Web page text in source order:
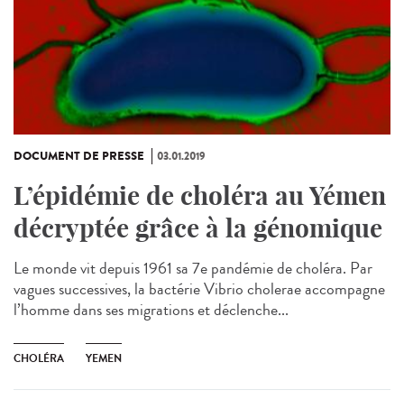
DOCUMENT DE PRESSE 03.01.2019
L’épidémie de choléra au Yémen
décryptée grâce à la génomique
Le monde vit depuis 1961 sa 7e pandémie de choléra. Par
vagues successives, la bactérie Vibrio cholerae accompagne
l’homme dans ses migrations et déclenche...
CHOLÉRA YEMEN